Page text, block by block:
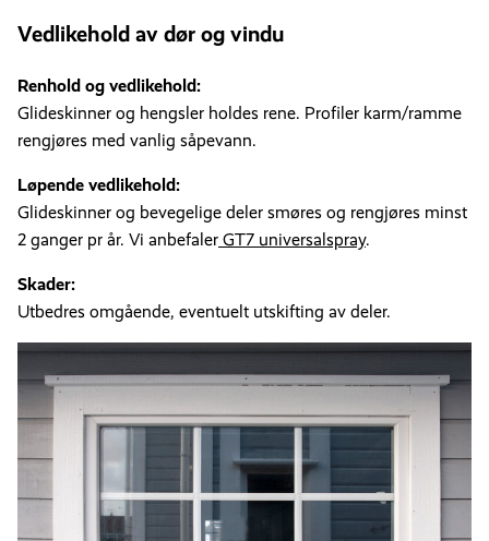
Vedlikehold av dør og vindu
Renhold og vedlikehold:
Glideskinner og hengsler holdes rene. Profiler karm/ramme
rengjøres med vanlig såpevann.
Løpende vedlikehold:
Glideskinner og bevegelige deler smøres og rengjøres minst
2 ganger pr år. Vi anbefaler GT7 universalspray.
Skader:
Utbedres omgående, eventuelt utskifting av deler.